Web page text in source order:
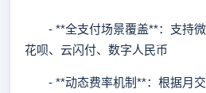
- **全支付场景覆盖**：支持微
花呗、云闪付、数字人民币
- **动态费率机制**：根据月交